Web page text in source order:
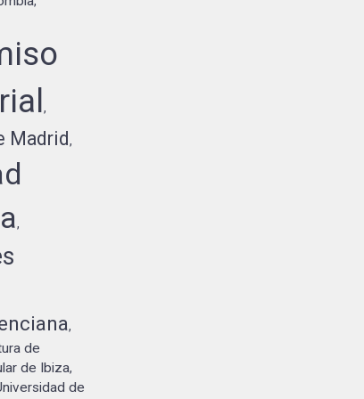
,
Madrid,
,
,
de
de Ibiza,
de